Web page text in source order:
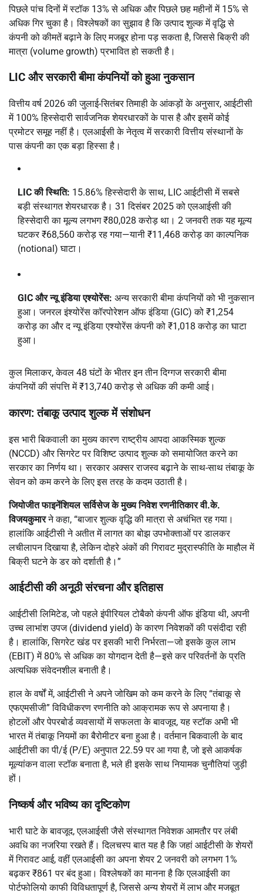
पिछले पांच दिनों में स्टॉक 13% से अधिक और पिछले छह महीनों में 15% से
अधिक गिर चुका है। विश्लेषकों का सुझाव है कि उत्पाद शुल्क में वृद्धि से
कंपनी को कीमतें बढ़ाने के लिए मजबूर होना पड़ सकता है, जिससे बिक्री की
मात्रा (volume growth) प्रभावित हो सकती है।
LIC और सरकारी बीमा कंपनियों को हुआ नुकसान
वित्तीय वर्ष 2026 की जुलाई-सितंबर तिमाही के आंकड़ों के अनुसार, आईटीसी
में 100% हिस्सेदारी सार्वजनिक शेयरधारकों के पास है और इसमें कोई
प्रमोटर समूह नहीं है। एलआईसी के नेतृत्व में सरकारी वित्तीय संस्थानों के
पास कंपनी का एक बड़ा हिस्सा है।
LIC की स्थिति: 15.86% हिस्सेदारी के साथ, LIC आईटीसी में सबसे
बड़ी संस्थागत शेयरधारक है। 31 दिसंबर 2025 को एलआईसी की
हिस्सेदारी का मूल्य लगभग ₹80,028 करोड़ था। 2 जनवरी तक यह मूल्य
घटकर ₹68,560 करोड़ रह गया—यानी ₹11,468 करोड़ का काल्पनिक
(notional) घाटा।
GIC और न्यू इंडिया एश्योरेंस: अन्य सरकारी बीमा कंपनियों को भी नुकसान
हुआ। जनरल इंश्योरेंस कॉरपोरेशन ऑफ इंडिया (GIC) को ₹1,254
करोड़ का और द न्यू इंडिया एश्योरेंस कंपनी को ₹1,018 करोड़ का घाटा
हुआ।
कुल मिलाकर, केवल 48 घंटों के भीतर इन तीन दिग्गज सरकारी बीमा
कंपनियों की संपत्ति में ₹13,740 करोड़ से अधिक की कमी आई।
कारण: तंबाकू उत्पाद शुल्क में संशोधन
इस भारी बिकवाली का मुख्य कारण राष्ट्रीय आपदा आकस्मिक शुल्क
(NCCD) और सिगरेट पर विशिष्ट उत्पाद शुल्क को समायोजित करने का
सरकार का निर्णय था। सरकार अक्सर राजस्व बढ़ाने के साथ-साथ तंबाकू के
सेवन को कम करने के लिए इस तरह के कदम उठाती है।
जियोजीत फाइनेंशियल सर्विसेज के मुख्य निवेश रणनीतिकार वी.के.
विजयकुमारने कहा, “बाजार शुल्क वृद्धि की मात्रा से अचंभित रह गया।
हालांकि आईटीसी ने अतीत में लागत का बोझ उपभोक्ताओं पर डालकर
लचीलापन दिखाया है, लेकिन दोहरे अंकों की गिरावट मुद्रास्फीति के माहौल में
बिक्री घटने के डर को दर्शाती है।”
आईटीसी की अनूठी संरचना और इतिहास
आईटीसी लिमिटेड, जो पहले इंपीरियल टोबैको कंपनी ऑफ इंडिया थी, अपनी
उच्च लाभांश उपज (dividend yield) के कारण निवेशकों की पसंदीदा रही
है। हालांकि, सिगरेट खंड पर इसकी भारी निर्भरता—जो इसके कुल लाभ
(EBIT) में 80% से अधिक का योगदान देती है—इसे कर परिवर्तनों के प्रति
अत्यधिक संवेदनशील बनाती है।
हाल के वर्षों में, आईटीसी ने अपने जोखिम को कम करने के लिए “तंबाकू से
एफएमसीजी” विविधीकरण रणनीति को आक्रामक रूप से अपनाया है।
होटलों और पेपरबोर्ड व्यवसायों में सफलता के बावजूद, यह स्टॉक अभी भी
भारत में तंबाकू नियमों का बैरोमीटर बना हुआ है। वर्तमान बिकवाली के बाद
आईटीसी का पी/ई (P/E) अनुपात 22.59 पर आ गया है, जो इसे आकर्षक
मूल्यांकन वाला स्टॉक बनाता है, भले ही इसके साथ नियामक चुनौतियां जुड़ी
हों।
निष्कर्ष और भविष्य का दृष्टिकोण
भारी घाटे के बावजूद, एलआईसी जैसे संस्थागत निवेशक आमतौर पर लंबी
अवधि का नजरिया रखते हैं। दिलचस्प बात यह है कि जहां आईटीसी के शेयरों
में गिरावट आई, वहीं एलआईसी का अपना शेयर 2 जनवरी को लगभग 1%
बढ़कर ₹861 पर बंद हुआ। विश्लेषकों का मानना है कि एलआईसी का
पोर्टफोलियो काफी विविधतापूर्ण है, जिससे अन्य शेयरों में लाभ और मजबूत